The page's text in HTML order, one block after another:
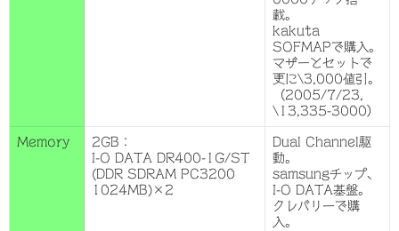
載。
kakuta
SOFMAPで購入。
マザーとセットで
更に\3,000値引。
（2005/7/23,
\13,335-3000）
Memory
2GB：
I-O DATA DR400-1G/ST
(DDR SDRAM PC3200
1024MB)×2
Dual Channel駆
動。
samsungチップ、
I-O DATA基盤。
クレバリーで購
入。